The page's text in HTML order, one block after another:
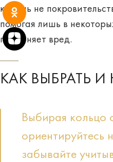
камень не
помогая лишь в
причиняет вред.
КАК ВЫБРАТЬ
Выбирая кольцо
ориентируйтесь
забывайте